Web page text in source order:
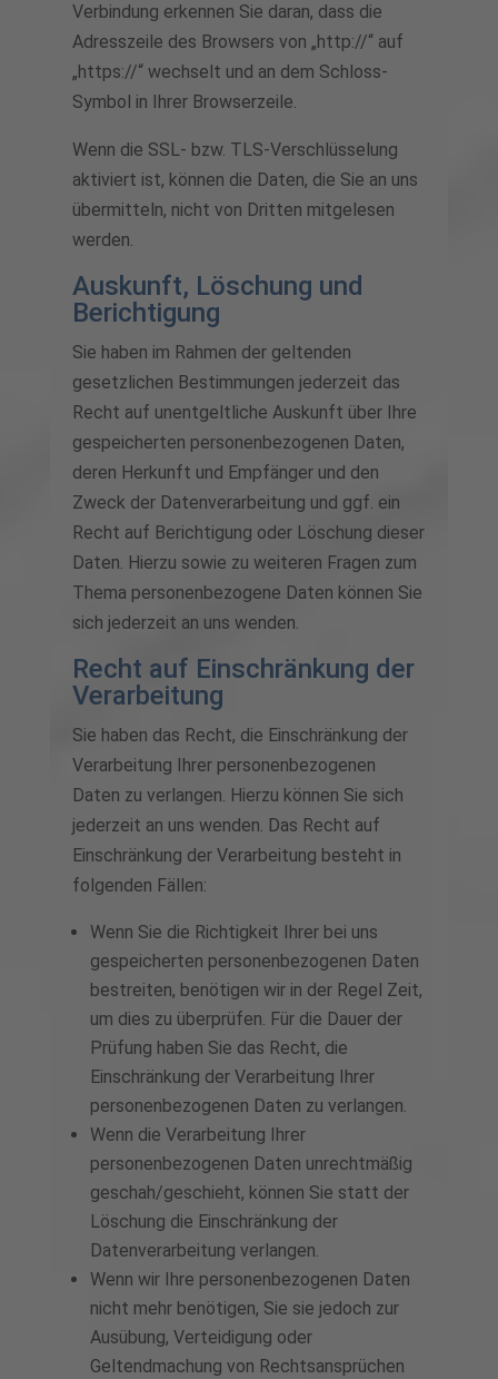
Verbindung erkennen Sie daran, dass die
Adresszeile des Browsers von „http://“ auf
„https://“ wechselt und an dem Schloss-
Symbol in Ihrer Browserzeile.
Wenn die SSL- bzw. TLS-Verschlüsselung
aktiviert ist, können die Daten, die Sie an uns
übermitteln, nicht von Dritten mitgelesen
werden.
Auskunft, Löschung und
Berichtigung
Sie haben im Rahmen der geltenden
gesetzlichen Bestimmungen jederzeit das
Recht auf unentgeltliche Auskunft über Ihre
gespeicherten personenbezogenen Daten,
deren Herkunft und Empfänger und den
Zweck der Datenverarbeitung und ggf. ein
Recht auf Berichtigung oder Löschung dieser
Daten. Hierzu sowie zu weiteren Fragen zum
Thema personenbezogene Daten können Sie
sich jederzeit an uns wenden.
Recht auf Einschränkung der
Verarbeitung
Sie haben das Recht, die Einschränkung der
Verarbeitung Ihrer personenbezogenen
Daten zu verlangen. Hierzu können Sie sich
jederzeit an uns wenden. Das Recht auf
Einschränkung der Verarbeitung besteht in
folgenden Fällen:
Wenn Sie die Richtigkeit Ihrer bei uns
gespeicherten personenbezogenen Daten
bestreiten, benötigen wir in der Regel Zeit,
um dies zu überprüfen. Für die Dauer der
Prüfung haben Sie das Recht, die
Einschränkung der Verarbeitung Ihrer
personenbezogenen Daten zu verlangen.
Wenn die Verarbeitung Ihrer
personenbezogenen Daten unrechtmäßig
geschah/geschieht, können Sie statt der
Löschung die Einschränkung der
Datenverarbeitung verlangen.
Wenn wir Ihre personenbezogenen Daten
nicht mehr benötigen, Sie sie jedoch zur
Ausübung, Verteidigung oder
Geltendmachung von Rechtsansprüchen